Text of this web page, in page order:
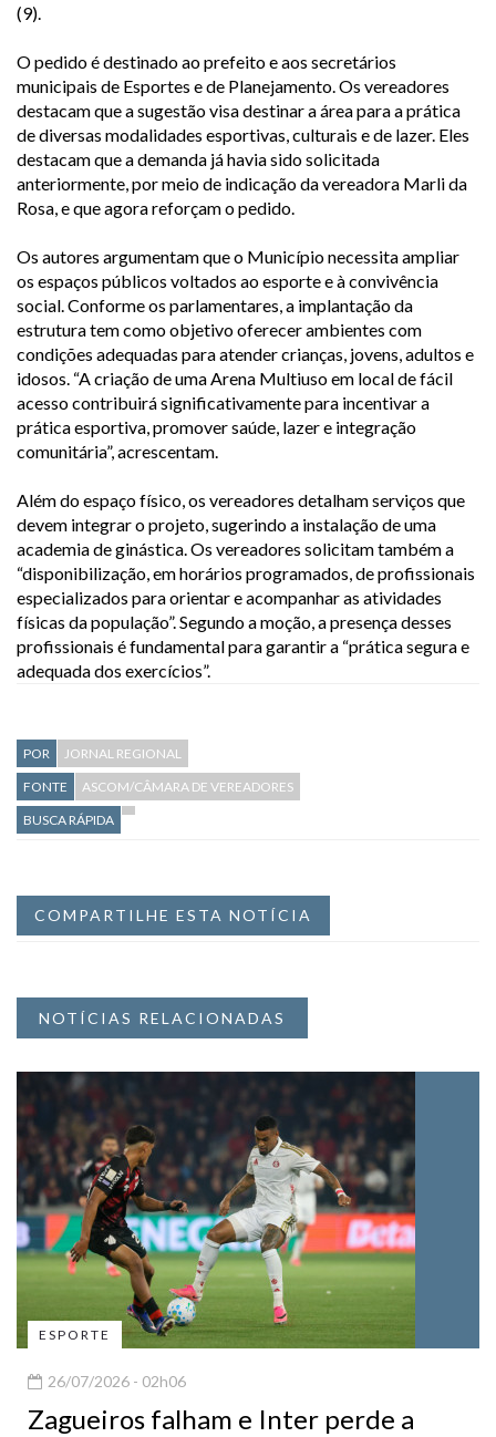
(9).
O pedido é destinado ao prefeito e aos secretários
municipais de Esportes e de Planejamento. Os vereadores
destacam que a sugestão visa destinar a área para a prática
de diversas modalidades esportivas, culturais e de lazer. Eles
destacam que a demanda já havia sido solicitada
anteriormente, por meio de indicação da vereadora Marli da
Rosa, e que agora reforçam o pedido.
Os autores argumentam que o Município necessita ampliar
os espaços públicos voltados ao esporte e à convivência
social. Conforme os parlamentares, a implantação da
estrutura tem como objetivo oferecer ambientes com
condições adequadas para atender crianças, jovens, adultos e
idosos. “A criação de uma Arena Multiuso em local de fácil
acesso contribuirá significativamente para incentivar a
prática esportiva, promover saúde, lazer e integração
comunitária”, acrescentam.
Além do espaço físico, os vereadores detalham serviços que
devem integrar o projeto, sugerindo a instalação de uma
academia de ginástica. Os vereadores solicitam também a
“disponibilização, em horários programados, de profissionais
especializados para orientar e acompanhar as atividades
físicas da população”. Segundo a moção, a presença desses
profissionais é fundamental para garantir a “prática segura e
adequada dos exercícios”.
POR
JORNAL REGIONAL
FONTE
ASCOM/CÂMARA DE VEREADORES
BUSCA RÁPIDA
COMPARTILHE ESTA NOTÍCIA
NOTÍCIAS RELACIONADAS
ESPORTE
26/07/2026 - 02h06
Zagueiros falham e Inter perde a